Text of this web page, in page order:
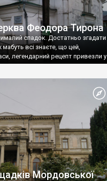
Феодора Тирона
спадок. Достатньо згадати
всі знаєте, що цей,
легендарний рецепт привезли у
Мордовської